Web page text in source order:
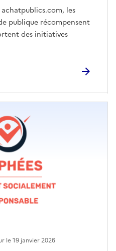
les
publique récompensent
des initiatives
le 19 janvier 2026